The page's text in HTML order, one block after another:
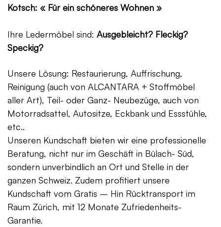
Kotsch: « Für ein schöneres Wohnen »
Ihre Ledermöbel sind: Ausgebleicht? Fleckig?
Speckig?
Unsere Lösung: Restaurierung, Auffrischung,
Reinigung (auch von ALCANTARA + Stoffmöbel
aller Art), Teil- oder Ganz- Neubezüge, auch von
Motorradsattel, Autositze, Eckbank und Essstühle,
etc..
Unseren Kundschaft bieten wir eine professionelle
Beratung, nicht nur im Geschäft in Bülach- Süd,
sondern unverbindlich an Ort und Stelle in der
ganzen Schweiz. Zudem profitiert unsere
Kundschaft vom Gratis – Hin Rücktransport im
Raum Zürich, mit 12 Monate Zufriedenheits-
Garantie.